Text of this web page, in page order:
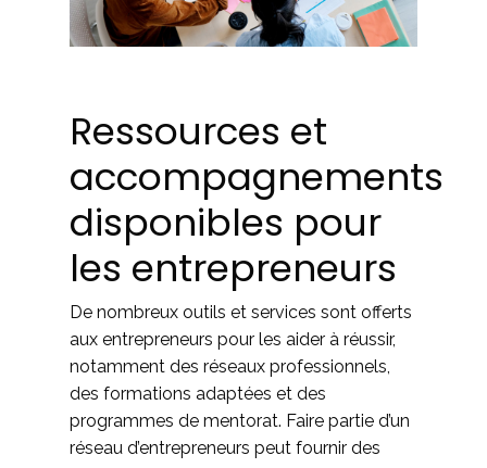
Ressources et
accompagnements
disponibles pour
les entrepreneurs
De nombreux outils et services sont offerts
aux entrepreneurs pour les aider à réussir,
notamment des réseaux professionnels,
des formations adaptées et des
programmes de mentorat. Faire partie d’un
réseau d’entrepreneurs peut fournir des